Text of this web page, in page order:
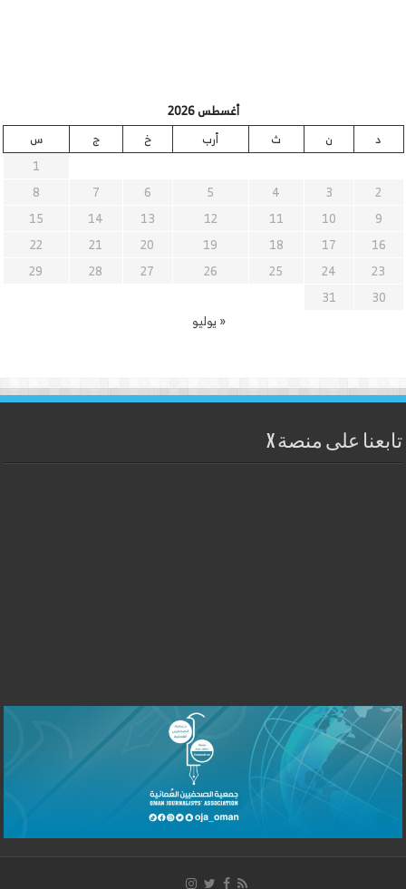
أغسطس 2026
د
ن ث أرب خ ج
س
1
2
3
4
5
6
7
8
9
10
11
12
13
14
15
16
17
18
19
20
21
22
23
24
25
26
27
28
29
30
31
« يوليو
تابعنا على منصة X